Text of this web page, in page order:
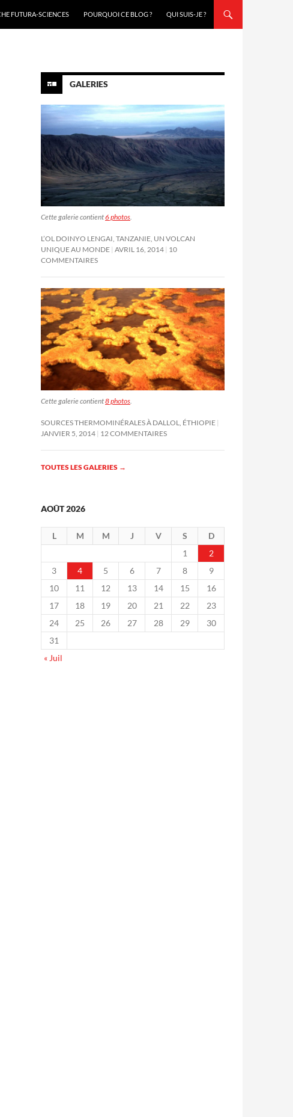
FUTURA-SCIENCES
POURQUOI CE BLOG ? QUI SUIS-JE ?
GALERIES
Cette galerie contient6 photos.
L’OL DOINYO LENGAI, TANZANIE, UN VOLCAN
UNIQUE AU MONDE AVRIL 16, 2014 10
COMMENTAIRES
Cette galerie contient8 photos
SOURCES THERMOMINÉRALES À DALLOL, ÉTHIOPIE
JANVIER 5, 2014 12 COMMENTAIRES
TOUTES LES GALERIES →
AOÛT 2026
L M M J V S
D
1
2
3
4 5 6 7 8
9
10
11 12 13 14 15
16
17
18 19 20 21 22
23
24
25 26 27 28 29
30
31
« Juil